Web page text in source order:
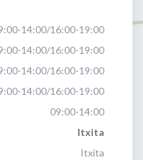
14:00/16:00-19:00
14:00/16:00-19:00
14:00/16:00-19:00
14:00/16:00-19:00
09:00-14:00
Itxita
Itxita